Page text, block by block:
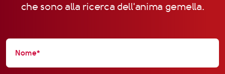
che sono alla ricerca dell'anima gemella.